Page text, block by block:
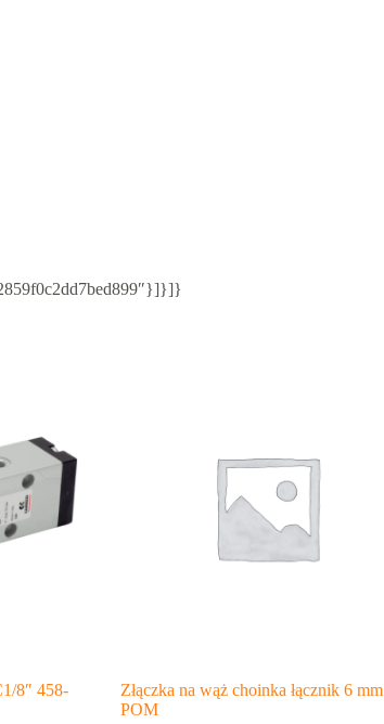
8″ 458-
Złączka na wąż choinka łącznik 6 mm
POM